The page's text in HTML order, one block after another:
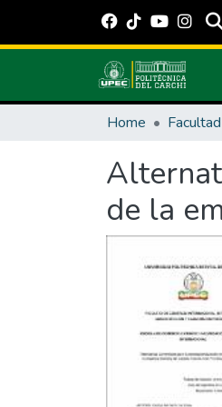
Home
de la